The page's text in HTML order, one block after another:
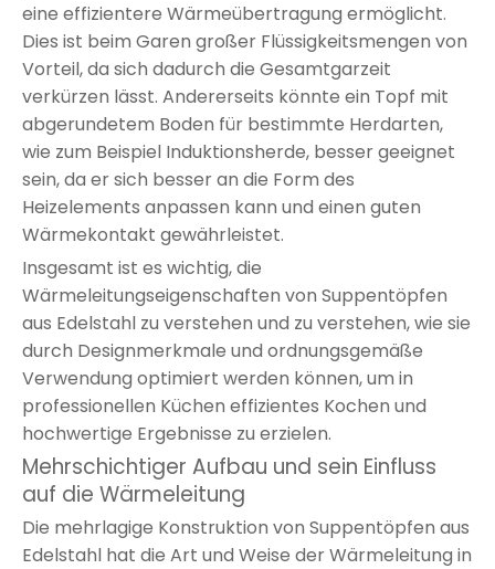
eine effizientere Wärmeübertragung ermöglicht.
Dies ist beim Garen großer Flüssigkeitsmengen von
Vorteil, da sich dadurch die Gesamtgarzeit
verkürzen lässt. Andererseits könnte ein Topf mit
abgerundetem Boden für bestimmte Herdarten,
wie zum Beispiel Induktionsherde, besser geeignet
sein, da er sich besser an die Form des
Heizelements anpassen kann und einen guten
Wärmekontakt gewährleistet.
Insgesamt ist es wichtig, die
Wärmeleitungseigenschaften von Suppentöpfen
aus Edelstahl zu verstehen und zu verstehen, wie sie
durch Designmerkmale und ordnungsgemäße
Verwendung optimiert werden können, um in
professionellen Küchen effizientes Kochen und
hochwertige Ergebnisse zu erzielen.
Mehrschichtiger Aufbau und sein Einfluss
auf die Wärmeleitung
Die mehrlagige Konstruktion von Suppentöpfen aus
Edelstahl hat die Art und Weise der Wärmeleitung in